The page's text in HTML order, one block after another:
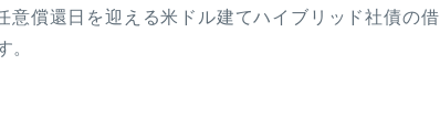
意償還日を迎える米ドル建てハイブリッド社債の借
。